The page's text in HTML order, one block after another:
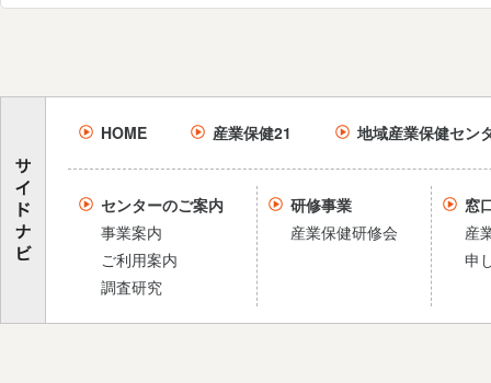
HOME 産業保健21 地域産業保健セン
センターのご案内
事業案内
ご利用案内
調査研究
研修事業
産業保健研修会
窓
産
申